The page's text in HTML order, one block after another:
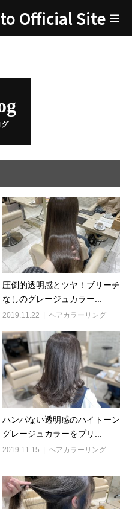
Official Site
グ
圧倒的透明感とツヤ！ブリーチ
なしのグレージュカラー...
2019.11.22 ヘアカラーリング
ハンパない透明感のハイトーン
グレージュカラーをブリ...
2019.11.15 ヘアカラーリング